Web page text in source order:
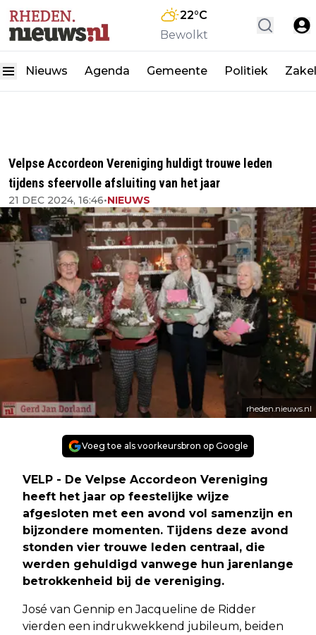
22°C
Bewolkt
Nieuws Agenda Gemeente Politiek
Velpse Accordeon Vereniging huldigt trouwe leden
tijdens sfeervolle afsluiting van het jaar
21 DEC 2024, 16:46•NIEUWS
rheden.nieuws.nl
Voeg toe als voorkeursbron op Google
VELP - De Velpse Accordeon Vereniging
heeft het jaar op feestelijke wijze
afgesloten met een avond vol samenzijn en
bijzondere momenten. Tijdens deze avond
stonden vier trouwe leden centraal, die
werden gehuldigd vanwege hun jarenlange
betrokkenheid bij de vereniging.
José van Gennip en Jacqueline de Ridder
vierden een indrukwekkend jubileum, beiden